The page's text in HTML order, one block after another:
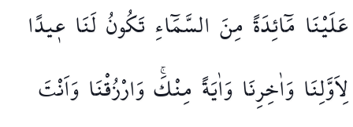
عَلَيْنَا مَٓائِدَةً مِنَ السَّمَٓاءِ تَكُونُلَنَا ع۪يدًا
لِاَوَّلِنَا وَاٰخِرِنَا وَاٰيَةً مِنْكَۚوَارْزُقْنَا وَاَنْتَ